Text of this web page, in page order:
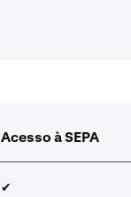
Acesso à SEPA
✔︎